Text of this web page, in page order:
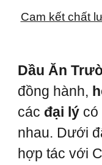
Cam kết chất
Dầu Ăn
đồng hành,
các đại lý có
nhau. Dưới
hợp tác với